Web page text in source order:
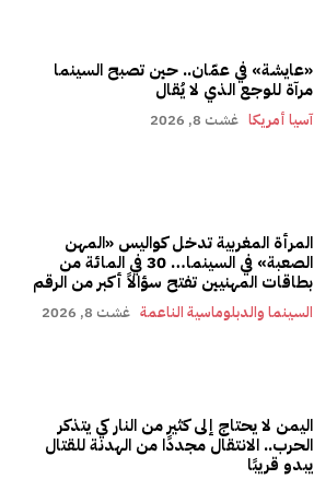
«عايشة» في عمّان.. حين تصبح السينما
مرآة للوجع الذي لا يُقال
آسيا أمريكا غشت 8, 2026
المرأة المغربية تدخل كواليس «المهن
الصعبة» في السينما… 30 في المائة من
بطاقات المهنيين تفتح سؤالاً أكبر من الرقم
السينما والدبلوماسية الناعمة غشت 8, 2026
اليمن لا يحتاج إلى كثير من النار كي يتذكر
الحرب.. الانتقال مجددًا من الهدنة للقتال
يبدو قريبًا